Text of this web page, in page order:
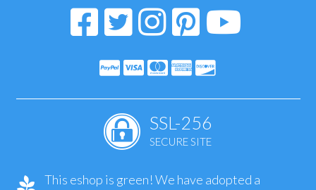
SSL-256
SECURE SITE
This eshop is green! We have adopted a